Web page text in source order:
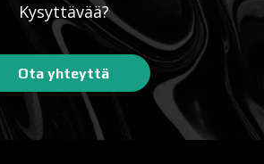
Kysyttävää?
Ota yhteyttä